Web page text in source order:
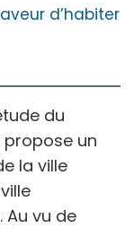
d’habiter
du
propose un
la ville
Au vu de